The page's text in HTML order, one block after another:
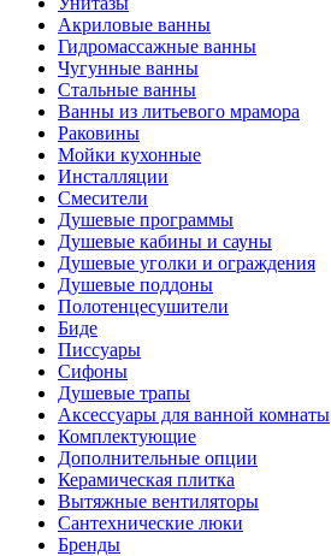
Акриловые ванны
Гидромассажные ванны
Чугунные ванны
Стальные ванны
Ванны из литьевого мрамора
Раковины
Мойки кухонные
Инсталляции
Смесители
Душевые программы
Душевые кабины и сауны
Душевые уголки и ограждения
Душевые поддоны
Полотенцесушители
Биде
Писсуары
Сифоны
Душевые трапы
Аксессуары для ванной комнаты
Комплектующие
Дополнительные опции
Керамическая плитка
Вытяжные вентиляторы
Сантехнические люки
Бренды